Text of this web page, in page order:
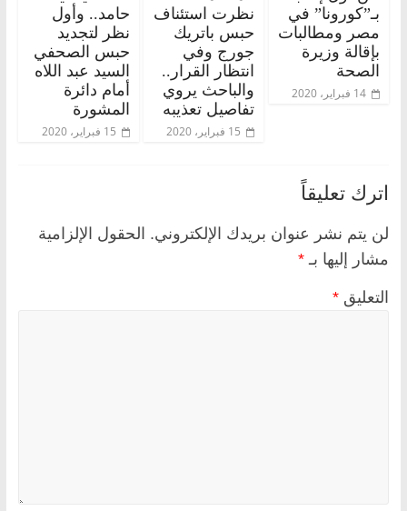
بـ”كورونا” في
مصر ومطالبات
بإقالة وزيرة
الصحة
14 فبراير، 2020
نظرت استئناف
حبس باتريك
جورج وفي
انتظار القرار..
والباحث يروي
تفاصيل تعذيبه
15 فبراير، 2020
حامد.. وأول
نظر لتجديد
حبس الصحفي
السيد عبد اللاه
أمام دائرة
المشورة
15 فبراير، 2020
اترك تعليقاً
لن يتم نشر عنوان بريدك الإلكتروني. الحقول الإلزامية
مشار إليها بـ *
التعليق *